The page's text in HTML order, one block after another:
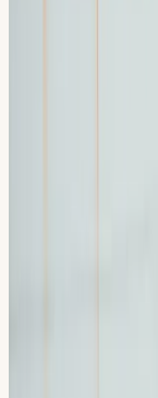
koppling mellan
Norrut ligger
Ekerö.
annanstans: köer
gång, trånga
förare som är
att du ska lära dig
bråttom, och för
Söderut ligger
som i Fittja kan
under ett enda